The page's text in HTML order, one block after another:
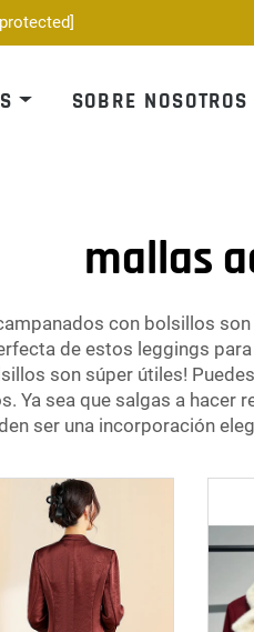
SOBRE NOSOTROS
mallas
con bolsillos
de estos leggings
son súper útiles!
Ya sea que salgas a
ser una incorporación